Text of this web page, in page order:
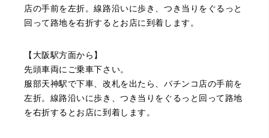
（大阪府大阪市）丁寧に査定していただいたうえ、商品保
管に関する知識も教えて頂けました。戻ってきた際には教
店の手前を左折。線路沿いに歩き、つき当りをぐるっと
回って路地を右折するとお店に到着します。
【大阪駅方面から】
先頭車両にご乗車下さい。
服部天神駅で下車、改札を出たら、パチンコ店の手前を
左折。線路沿いに歩き、つき当りをぐるっと回って路地
を右折するとお店に到着します。